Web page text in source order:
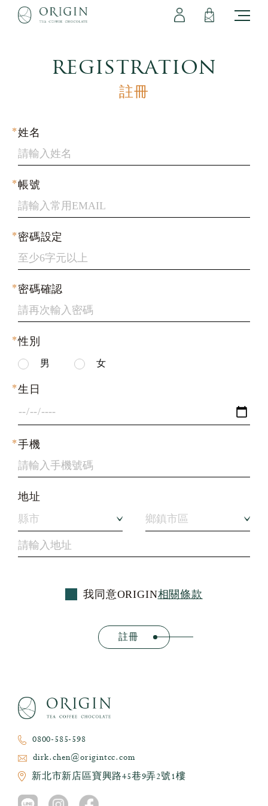
registration
註冊
姓名
帳號
密碼設定
密碼確認
性別
男 女
生日
手機
地址
我同意ORIGIN相關條款
註冊
0800-585-598
dirk.chen@origintcc.com
新北市新店區寶興路45巷9弄2號1樓